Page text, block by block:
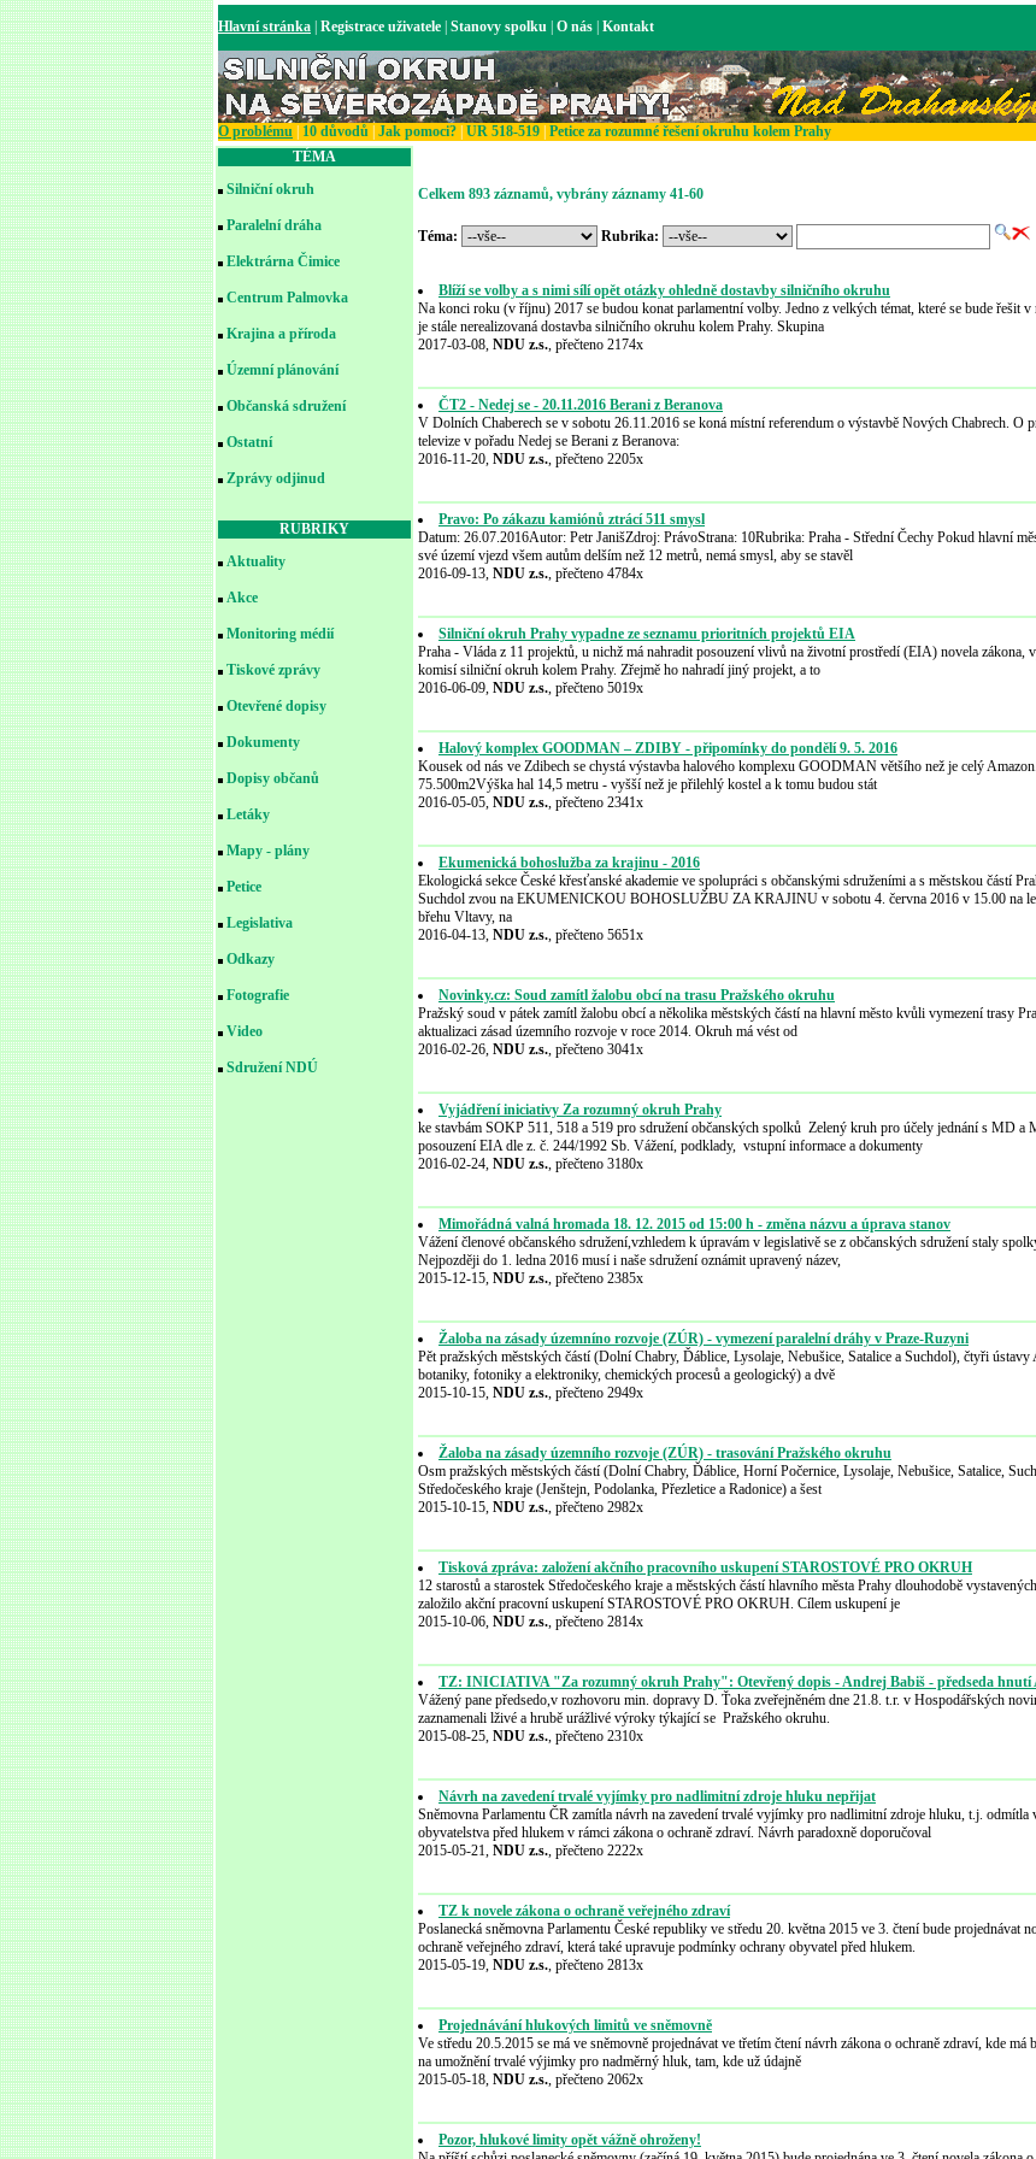
Hlavní stránka Registrace uživatele Stanovy spolku O nás Kontakt
O problému
10 důvodů Jak pomoci? UR 518-519 Petice za rozumné řešení okruhu kolem Prahy
TÉMA
Silniční okruh
Paralelní dráha
Elektrárna Čimice
Centrum Palmovka
Krajina a příroda
Územní plánování
Občanská sdružení
Ostatní
Zprávy odjinud
RUBRIKY
Aktuality
Akce
Monitoring médií
Tiskové zprávy
Otevřené dopisy
Dokumenty
Dopisy občanů
Letáky
Mapy - plány
Petice
Legislativa
Odkazy
Fotografie
Video
Sdružení NDÚ
Celkem 893 záznamů, vybrány záznamy 41-60
Téma: Rubrika:
Blíží se volby a s nimi sílí opět otázky ohledně dostavby silničního okruhu
Na konci roku (v říjnu) 2017 se budou konat parlamentní volby. Jedno z velkých témat, které se bude řešit v
je stále nerealizovaná dostavba silničního okruhu kolem Prahy. Skupina
2017-03-08, NDU z.s., přečteno 2174x
ČT2 - Nedej se - 20.11.2016 Berani z Beranova
V Dolních Chaberech se v sobotu 26.11.2016 se koná místní referendum o výstavbě Nových Chabrech. O
televize v pořadu Nedej se Berani z Beranova:
2016-11-20, NDU z.s., přečteno 2205x
Pravo: Po zákazu kamiónů ztrácí 511 smysl
Datum: 26.07.2016Autor: Petr JanišZdroj: PrávoStrana: 10Rubrika: Praha - Střední Čechy Pokud hlavní
své území vjezd všem autům delším než 12 metrů, nemá smysl, aby se stavěl
2016-09-13, NDU z.s., přečteno 4784x
Silniční okruh Prahy vypadne ze seznamu prioritních projektů EIA
Praha - Vláda z 11 projektů, u nichž má nahradit posouzení vlivů na životní prostředí (EIA) novela zákona,
komisí silniční okruh kolem Prahy. Zřejmě ho nahradí jiný projekt, a to
2016-06-09, NDU z.s., přečteno 5019x
Halový komplex GOODMAN – ZDIBY - připomínky do pondělí 9. 5. 2016
Kousek od nás ve Zdibech se chystá výstavba halového komplexu GOODMAN většího než je celý
75.500m2Výška hal 14,5 metru - vyšší než je přilehlý kostel a k tomu budou stát
2016-05-05, NDU z.s., přečteno 2341x
Ekumenická bohoslužba za krajinu - 2016
Ekologická sekce České křesťanské akademie ve spolupráci s občanskými sdruženími a s městskou částí
Suchdol zvou na EKUMENICKOU BOHOSLUŽBU ZA KRAJINU v sobotu 4. června 2016 v 15.00 na
břehu Vltavy, na
2016-04-13, NDU z.s., přečteno 5651x
Novinky.cz: Soud zamítl žalobu obcí na trasu Pražského okruhu
Pražský soud v pátek zamítl žalobu obcí a několika městských částí na hlavní město kvůli vymezení trasy
aktualizaci zásad územního rozvoje v roce 2014. Okruh má vést od
2016-02-26, NDU z.s., přečteno 3041x
Vyjádření iniciativy Za rozumný okruh Prahy
ke stavbám SOKP 511, 518 a 519 pro sdružení občanských spolků Zelený kruh pro účely jednání s MD a
posouzení EIA dle z. č. 244/1992 Sb. Vážení, podklady, vstupní informace a dokumenty
2016-02-24, NDU z.s., přečteno 3180x
Mimořádná valná hromada 18. 12. 2015 od 15:00 h - změna názvu a úprava stanov
Vážení členové občanského sdružení,vzhledem k úpravám v legislativě se z občanských sdružení staly
Nejpozději do 1. ledna 2016 musí i naše sdružení oznámit upravený název,
2015-12-15, NDU z.s., přečteno 2385x
Žaloba na zásady územníno rozvoje (ZÚR) - vymezení paralelní dráhy v Praze-Ruzyni
Pět pražských městských částí (Dolní Chabry, Ďáblice, Lysolaje, Nebušice, Satalice a Suchdol), čtyři
botaniky, fotoniky a elektroniky, chemických procesů a geologický) a dvě
2015-10-15, NDU z.s., přečteno 2949x
Žaloba na zásady územního rozvoje (ZÚR) - trasování Pražského okruhu
Osm pražských městských částí (Dolní Chabry, Ďáblice, Horní Počernice, Lysolaje, Nebušice, Satalice,
Středočeského kraje (Jenštejn, Podolanka, Přezletice a Radonice) a šest
2015-10-15, NDU z.s., přečteno 2982x
Tisková zpráva: založení akčního pracovního uskupení STAROSTOVÉ PRO OKRUH
12 starostů a starostek Středočeského kraje a městských částí hlavního města Prahy dlouhodobě
založilo akční pracovní uskupení STAROSTOVÉ PRO OKRUH. Cílem uskupení je
2015-10-06, NDU z.s., přečteno 2814x
TZ: INICIATIVA "Za rozumný okruh Prahy": Otevřený dopis - Andrej Babiš - předseda hnutí
Vážený pane předsedo,v rozhovoru min. dopravy D. Ťoka zveřejněném dne 21.8. t.r. v Hospodářských
zaznamenali lživé a hrubě urážlivé výroky týkající se Pražského okruhu.
2015-08-25, NDU z.s., přečteno 2310x
Návrh na zavedení trvalé vyjímky pro nadlimitní zdroje hluku nepřijat
Sněmovna Parlamentu ČR zamítla návrh na zavedení trvalé vyjímky pro nadlimitní zdroje hluku, t.j. odmítla
obyvatelstva před hlukem v rámci zákona o ochraně zdraví. Návrh paradoxně doporučoval
2015-05-21, NDU z.s., přečteno 2222x
TZ k novele zákona o ochraně veřejného zdraví
Poslanecká sněmovna Parlamentu České republiky ve středu 20. května 2015 ve 3. čtení bude projednávat
ochraně veřejného zdraví, která také upravuje podmínky ochrany obyvatel před hlukem.
2015-05-19, NDU z.s., přečteno 2813x
Projednávání hlukových limitů ve sněmovně
Ve středu 20.5.2015 se má ve sněmovně projednávat ve třetím čtení návrh zákona o ochraně zdraví, kde má
na umožnění trvalé výjimky pro nadměrný hluk, tam, kde už údajně
2015-05-18, NDU z.s., přečteno 2062x
Pozor, hlukové limity opět vážně ohroženy!